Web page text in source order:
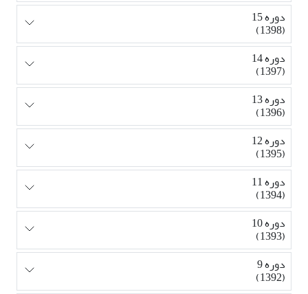
دوره 15
(1398)
دوره 14
(1397)
دوره 13
(1396)
دوره 12
(1395)
دوره 11
(1394)
دوره 10
(1393)
دوره 9
(1392)